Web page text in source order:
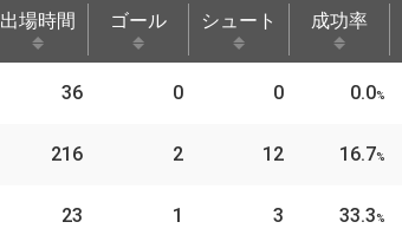
出場時間 ゴール シュート 成功率
36 0 0 0.0%
216 2 12 16.7%
23 1 3 33.3%